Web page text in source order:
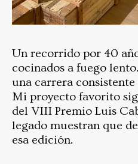
Un recorrido por 40
cocinados a fuego
una carrera
Mi proyecto favorito
del VIII Premio Luis
legado muestran que
esa edición.